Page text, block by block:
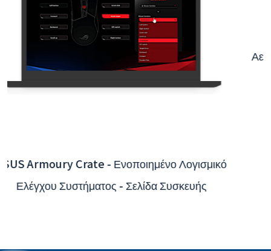
Διαδραστική εφαρμογή App του Διεθνούς
Αεροδρομίου Taoyuan - Ενοποίηση συστήματος